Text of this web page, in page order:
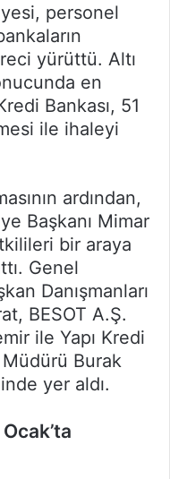
personel
yürüttü. Altı
en
Bankası, 51
ile ihaleyi
ardından,
Başkanı Mimar
bir araya
Genel
Danışmanları
BESOT A.Ş.
ile Yapı Kredi
Müdürü Burak
yer aldı.